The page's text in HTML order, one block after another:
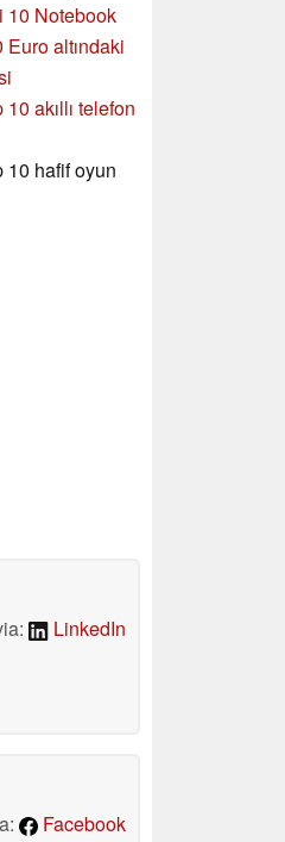
10 Notebook
Euro altındaki
akıllı telefon
10 hafif oyun
LinkedIn
Facebook